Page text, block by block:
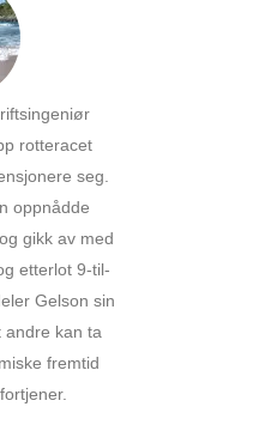
rotteracet
seg.
oppnådde
gikk av med
etterlot 9-til-
Gelson sin
andre kan ta
fremtid